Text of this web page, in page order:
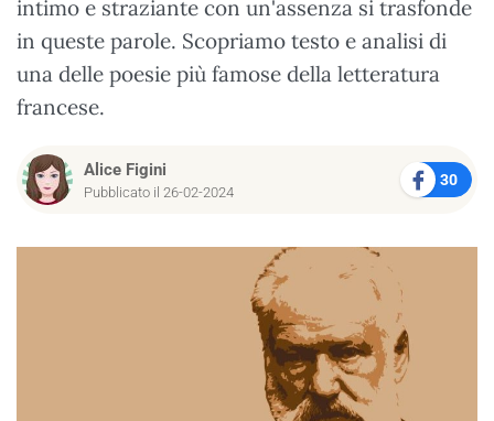
intimo e straziante con un'assenza si trasfonde
in queste parole. Scopriamo testo e analisi di
una delle poesie più famose della letteratura
francese.
Alice Figini
Pubblicato il 26-02-2024
30